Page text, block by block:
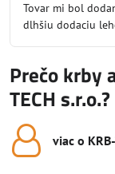
Tovar mi bol
dlhšiu dodaciu
Prečo krby
TECH s.r.o.?
viac o